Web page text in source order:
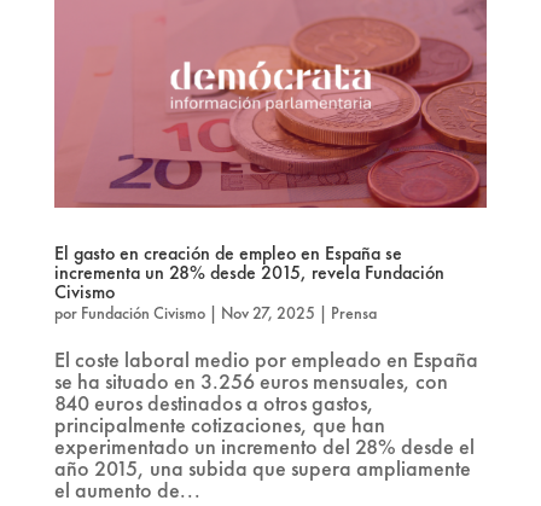
El gasto en creación de empleo en España se
incrementa un 28% desde 2015, revela Fundación
Civismo
por Fundación Civismo| Nov 27, 2025 Prensa
El coste laboral medio por empleado en España
se ha situado en 3.256 euros mensuales, con
840 euros destinados a otros gastos,
principalmente cotizaciones, que han
experimentado un incremento del 28% desde el
año 2015, una subida que supera ampliamente
el aumento de...